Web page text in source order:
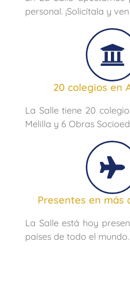
personal. ¡Solicítala y
20 colegios en
La Salle tiene 20
Melilla y 6 Obras
Presentes en más
La Salle está hoy
países de todo el mundo.